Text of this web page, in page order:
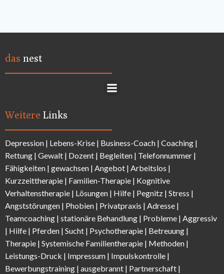
das nest
Weitere Links
Depression | Lebens-Krise | Business-Coach | Coaching |
Rettung | Gewalt | Dozent | Begleiten | Telefonnummer |
Fähigkeiten | gewachsen | Angebot | Arbeitslos |
Kurzzeittherapie | Familien-Therapie | Kognitive
Verhaltenstherapie | Lösungen | Hilfe | Pegnitz | Stress |
Angststörungen | Phobien | Privatpraxis | Adresse |
Teamcoaching | stationäre Behandlung | Probleme | Aggressiv
| Hilfe | Pferden | Sucht | Psychotherapie | Betreuung |
Therapie | Systemische Familientherapie | Methoden |
Leistungs-Druck | Impressum | Impulskontrolle |
Bewerbungstraining | ausgebrannt | Partnerschaft |